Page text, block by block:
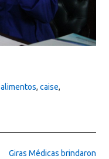
alimentos, caise,
Giras Médicas brindaron